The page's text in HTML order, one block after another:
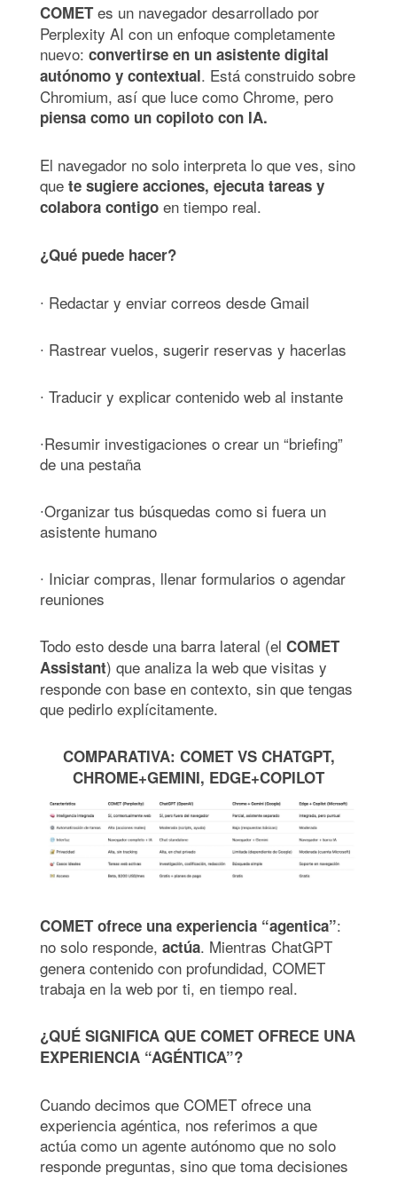
COMETes un navegador desarrollado por
Perplexity AI con un enfoque completamente
nuevo: convertirse en un asistente digital
autónomo y contextual. Está construido sobre
Chromium, así que luce como Chrome, pero
piensa como un copiloto con IA.
El navegador no solo interpreta lo que ves, sino
que te sugiere acciones, ejecuta tareas y
colabora contigo en tiempo real.
¿Qué puede hacer?
∙ Redactar y enviar correos desde Gmail
∙ Rastrear vuelos, sugerir reservas y hacerlas
∙ Traducir y explicar contenido web al instante
∙Resumir investigaciones o crear un “briefing”
de una pestaña
∙Organizar tus búsquedas como si fuera un
asistente humano
∙ Iniciar compras, llenar formularios o agendar
reuniones
Todo esto desde una barra lateral (el COMET
Assistant) que analiza la web que visitas y
responde con base en contexto, sin que tengas
que pedirlo explícitamente.
COMPARATIVA: COMET VS CHATGPT,
CHROME+GEMINI, EDGE+COPILOT
COMET ofrece una experiencia “agentica”:
no solo responde, actúa. Mientras ChatGPT
genera contenido con profundidad, COMET
trabaja en la web por ti, en tiempo real.
¿QUÉ SIGNIFICA QUE COMET OFRECE UNA
EXPERIENCIA “AGÉNTICA”?
Cuando decimos que COMET ofrece una
experiencia agéntica, nos referimos a que
actúa como un agente autónomo que no solo
responde preguntas, sino que toma decisiones